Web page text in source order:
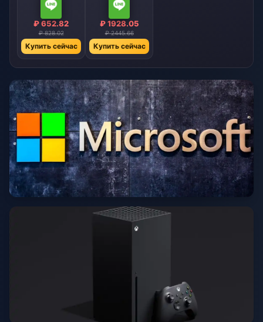
₽ 652.82
₽ 828.02
Купить сейчас
₽ 1928.05
₽ 2445.66
Купить сейчас